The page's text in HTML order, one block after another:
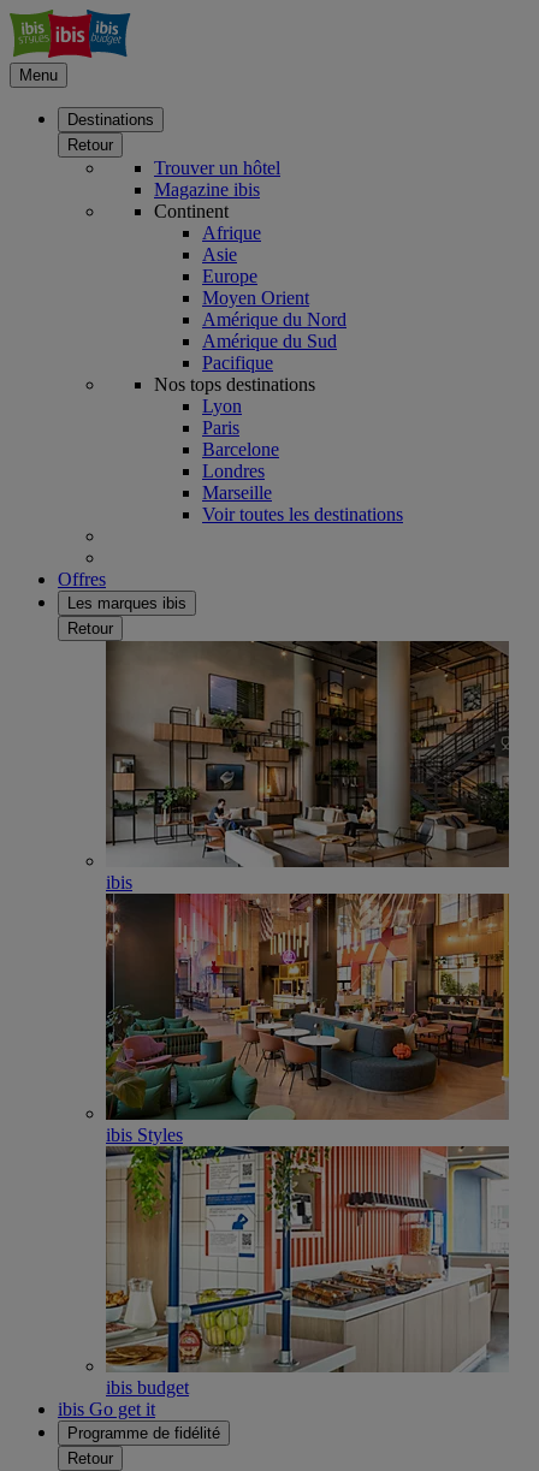
Menu
Destinations
Retour
Trouver un hôtel
Magazine ibis
Continent
Afrique
Asie
Europe
Moyen Orient
Amérique du Nord
Amérique du Sud
Pacifique
Nos tops destinations
Lyon
Paris
Barcelone
Londres
Marseille
Voir toutes les destinations
Offres
Les marques ibis
Retour
ibis
ibis Styles
ibis budget
ibis Go get it
Programme de fidélité
Retour